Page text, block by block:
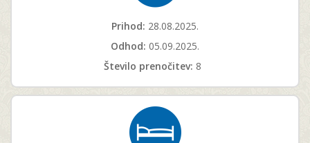
Prihod: 28.08.2025.
Odhod: 05.09.2025.
Število prenočitev: 8